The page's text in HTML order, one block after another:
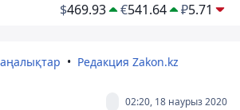
$469.93 €541.64 ₽5.71
Редакция Zakon.kz
02:20, 18 наурыз 2020